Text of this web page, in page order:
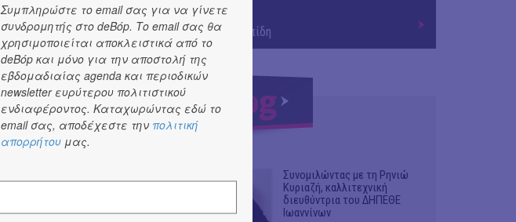
ΘΕΑΤΡΟ / ΧΟΡΟΣ
«Ίων» του Ευρυπίδη
Συνομιλώντας με τη Ρηνιώ
Κυριαζή, καλλιτεχνική
διευθύντρια του ΔΗΠΕΘΕ
Ιωαννίνων
Συμπληρώστε το email σας για να γίνετε
συνδρομητής στο deBόp. Το email σας θα
χρησιμοποιείται αποκλειστικά από το
deBόp και μόνο για την αποστολή της
εβδομαδιαίας agenda και περιοδικών
newsletter ευρύτερου πολιτιστικού
ενδιαφέροντος. Καταχωρώντας εδώ το
email σας, αποδέχεστε την πολιτική
απορρήτου μας.